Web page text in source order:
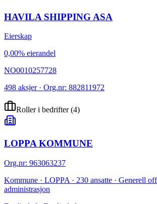
HAVILA SHIPPING ASA
Eierskap
0,00% eierandel
NO0010257728
498 aksjer · Org.nr: 882811972
Roller i bedrifter(4)
LOPPA KOMMUNE
Org.nr: 963063237
Kommune · LOPPA · 230 ansatte · Generell
administrasjon